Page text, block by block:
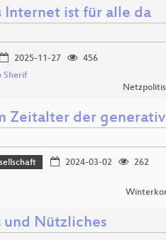
Internet ist für alle da
2025-11-27
456
Sherif
Zeitalter der
2024-03-02
262
und Nützliches